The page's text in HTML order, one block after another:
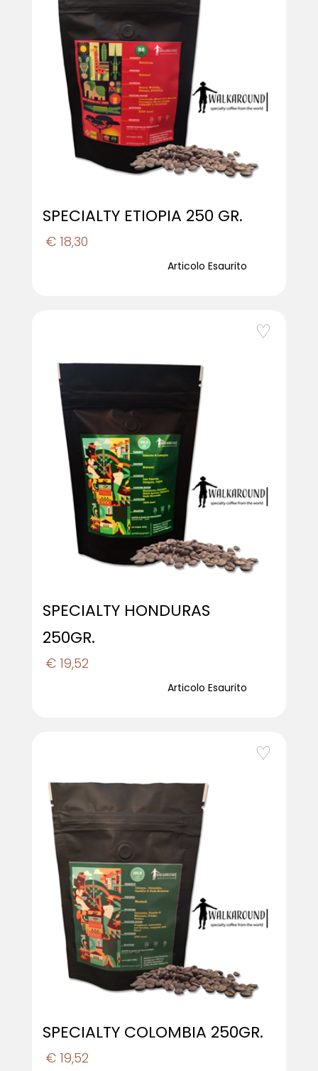
SPECIALTY ETIOPIA 250 GR.
€ 18,30
Articolo Esaurito
favorite_border
SPECIALTY HONDURAS
250GR.
€ 19,52
Articolo Esaurito
favorite_border
SPECIALTY COLOMBIA 250GR.
€ 19,52